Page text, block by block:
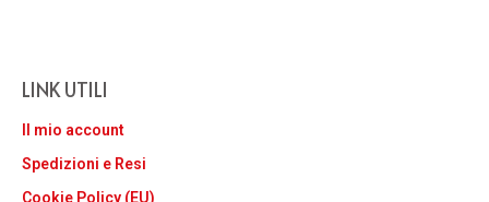
LINK UTILI
Il mio account
Spedizioni e Resi
Cookie Policy (EU)